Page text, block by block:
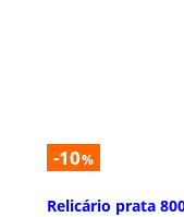
-10%
Relicário prata